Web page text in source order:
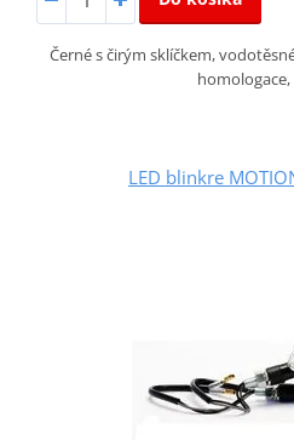
Černé s čirým sklíčkem,
homologace,
LED blinkre